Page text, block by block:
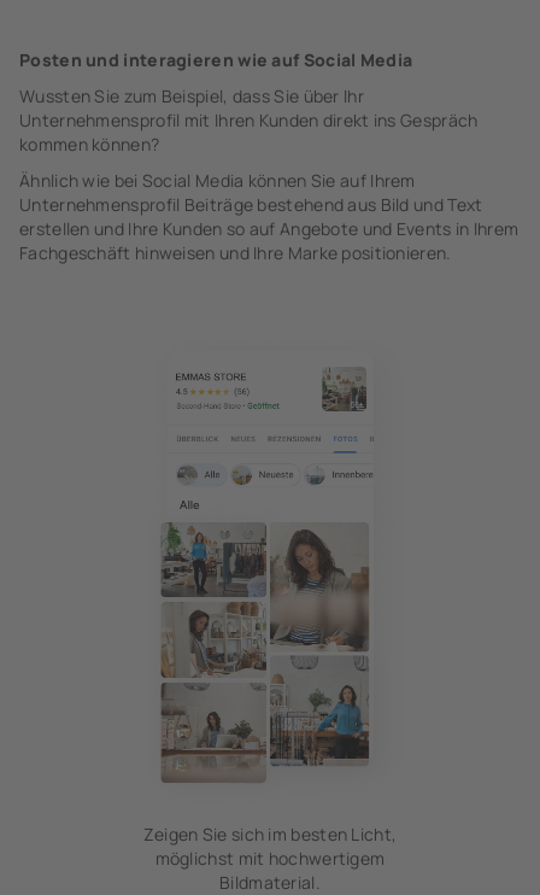
Posten und interagieren wie auf Social Media
Wussten Sie zum Beispiel, dass Sie über Ihr
Unternehmensprofil mit Ihren Kunden direkt ins Gespräch
kommen können?
Ähnlich wie bei Social Media können Sie auf Ihrem
Unternehmensprofil Beiträge bestehend aus Bild und Text
erstellen und Ihre Kunden so auf Angebote und Events in Ihrem
Fachgeschäft hinweisen und Ihre Marke positionieren.
Zeigen Sie sich im besten Licht,
möglichst mit hochwertigem
Bildmaterial.